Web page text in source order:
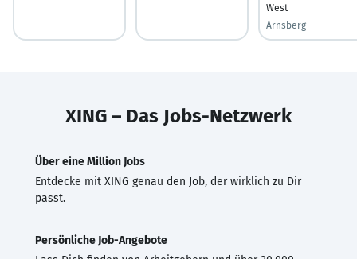
West
Arnsberg
XING – Das Jobs-Netzwerk
Über eine Million Jobs
Entdecke mit XING genau den Job, der wirklich zu Dir
passt.
Persönliche Job-Angebote